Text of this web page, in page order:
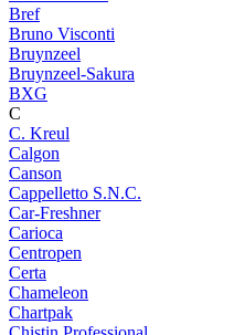
Bref
Bruno Visconti
Bruynzeel
Bruynzeel-Sakura
BXG
C
C. Kreul
Calgon
Canson
Cappelletto S.N.C.
Car-Freshner
Carioca
Centropen
Certa
Chameleon
Chartpak